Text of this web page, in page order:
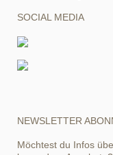
SOCIAL MEDIA
NEWSLETTER
Möchtest du Infos